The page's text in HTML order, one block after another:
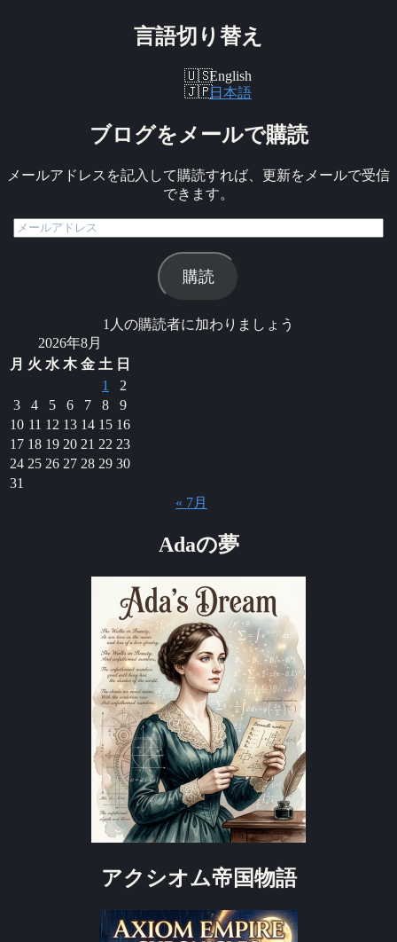
言語切り替え
English
日本語
ブログをメールで購読
メールアドレスを記入して購読すれば、更新をメールで受信
できます。
メ
購読
1人の購読者に加わりましょう
2026年8月
月 火 水 木 金 土 日
1
2
3
4 5 6 7 8
9
10 11 12 13 14 15 16
17 18 19 20 21 22 23
24 25 26 27 28 29 30
31
« 7月
Adaの夢
アクシオム帝国物語